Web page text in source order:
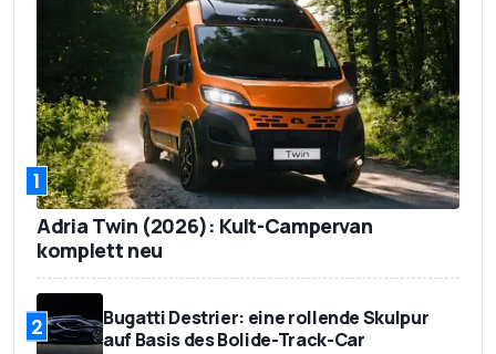
Zuladung 388 kg
Anhängelast 500 kg
Verbrauch
4,6 Liter/100 km
(WLTP)
Emission
104 g CO2/km
(WLTP), Euro 6d
Basispreis
Preis der Testversion
1
Adria Twin (2026): Kult-Campervan
komplett neu
2
Bugatti Destrier: eine rollende Skulpur
auf Basis des Bolide-Track-Car